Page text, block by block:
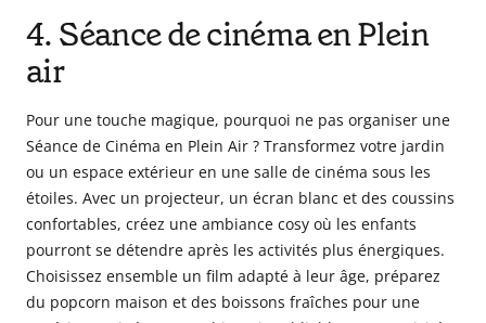
4. Séance de cinéma en Plein
air
Pour une touche magique, pourquoi ne pas organiser une
Séance de Cinéma en Plein Air ? Transformez votre jardin
ou un espace extérieur en une salle de cinéma sous les
étoiles. Avec un projecteur, un écran blanc et des coussins
confortables, créez une ambiance cosy où les enfants
pourront se détendre après les activités plus énergiques.
Choisissez ensemble un film adapté à leur âge, préparez
du popcorn maison et des boissons fraîches pour une